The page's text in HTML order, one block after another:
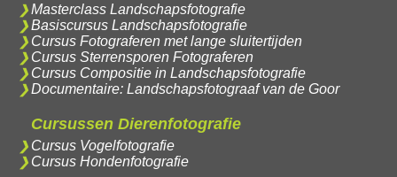
Masterclass Landschapsfotografie
Basiscursus Landschapsfotografie
Cursus Fotograferen met lange sluitertijden
Cursus Sterrensporen Fotograferen
Cursus Compositie in Landschapsfotografie
Documentaire: Landschapsfotograaf van de Goor
Cursussen Dierenfotografie
Cursus Vogelfotografie
Cursus Hondenfotografie